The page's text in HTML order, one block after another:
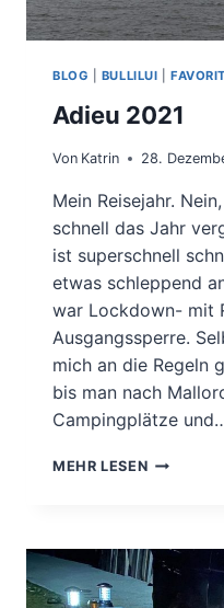
BLOG BULLILUI |
Adieu 2021
Von Katrin 28.
Mein Reisejahr.
schnell das Jahr
ist superschnell
etwas schleppend
war Lockdown- mit
Ausgangssperre.
mich an die Regeln
bis man nach
Campingplätze
MEHR LESENADIEU